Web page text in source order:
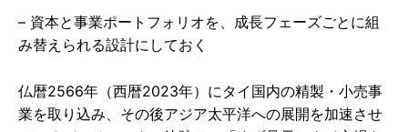
– 資本と事業ポートフォリオを、成長フェーズごとに組
み替えられる設計にしておく
仏暦2566年（西暦2023年）にタイ国内の精製・小売事
業を取り込み、その後アジア太平洋への展開を加速させ